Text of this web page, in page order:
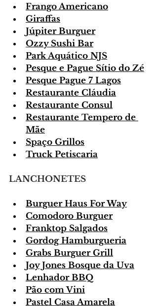
Frango Americano
Giraffas
Júpiter Burguer
Ozzy Sushi Bar
Park Aquático NJS
Pesque e Pague Sítio do Zé
Pesque Pague 7 Lagos
Restaurante Cláudia
Restaurante Consul
Restaurante Tempero de
Mãe
Spaço Grillos
Truck Petiscaria
LANCHONETES
Burguer Haus For Way
Comodoro Burguer
Franktop Salgados
Gordog Hamburgueria
Grabs Burguer Grill
Joy Jones Bosque da Uva
Lenhador BBQ
Pão com Vini
Pastel Casa Amarela